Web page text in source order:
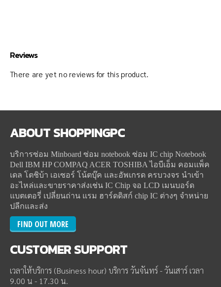
Reviews
There are yet no reviews for this product.
ABOUTSHOPPINGPC
บริการซ่อม Minboard ซ่อม notebook ซ่อม IC chip Notebook
Dell IBM HP COMPAQ ACER TOSHIBA ไอบีเอ็ม คอมแพ็ค
เดล โตชิบ้า เอเซอร์ โน้ตบุ๊ค และอัพเกรด ครบวงจร นำเข้า
อะไหล่และขายราคาส่งเช่น IC Chip จอ LCD เมนบอร์ด
แบตเตอรี่ เปลี่ยนถ่าน แรม ฮาร์ดดิสก์ chip IC ต่างๆ จำหน่าย
ปลีกและส่ง
FIND OUT MORE
CUSTOMERSUPPORT
เวลาให้บริการ (Business hour) บริการ วันจันทร์ - วันเสาร์ เวลา
9.00 น - 17.30 น.